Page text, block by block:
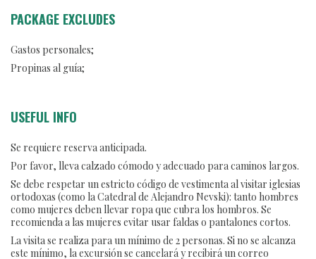
PACKAGE EXCLUDES
Gastos personales;
Propinas al guía;
USEFUL INFO
Se requiere reserva anticipada.
Por favor, lleva calzado cómodo y adecuado para caminos largos.
Se debe respetar un estricto código de vestimenta al visitar iglesias
ortodoxas (como la Catedral de Alejandro Nevski): tanto hombres
como mujeres deben llevar ropa que cubra los hombros. Se
recomienda a las mujeres evitar usar faldas o pantalones cortos.
La visita se realiza para un mínimo de 2 personas. Si no se alcanza
este mínimo, la excursión se cancelará y recibirá un correo